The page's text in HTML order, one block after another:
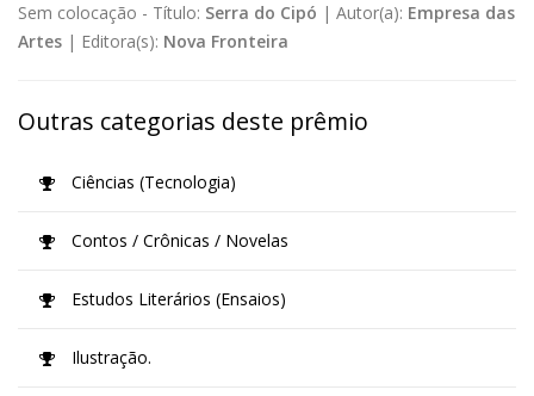
Sem colocação - Título: Serra do Cipó | Autor(a): Empresa das
Artes | Editora(s): Nova Fronteira
Outras categorias deste prêmio
Ciências (Tecnologia)
Contos / Crônicas / Novelas
Estudos Literários (Ensaios)
Ilustração.